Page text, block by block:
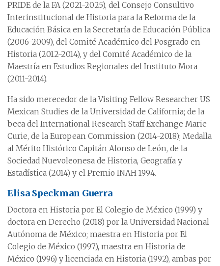
PRIDE de la FA (2021-2025), del Consejo Consultivo
Interinstitucional de Historia para la Reforma de la
Educación Básica en la Secretaría de Educación Pública
(2006-2009), del Comité Académico del Posgrado en
Historia (2012-2014), y del Comité Académico de la
Maestría en Estudios Regionales del Instituto Mora
(2011-2014).
Ha sido merecedor de la Visiting Fellow Researcher US
Mexican Studies de la Universidad de California; de la
beca del International Research Staff Exchange Marie
Curie, de la European Commission (2014-2018); Medalla
al Mérito Histórico Capitán Alonso de León, de la
Sociedad Nuevoleonesa de Historia, Geografía y
Estadística (2014) y el Premio INAH 1994.
Elisa Speckman Guerra
Doctora en Historia por El Colegio de México (1999) y
doctora en Derecho (2018) por la Universidad Nacional
Autónoma de México; maestra en Historia por El
Colegio de México (1997), maestra en Historia de
México (1996) y licenciada en Historia (1992), ambas por